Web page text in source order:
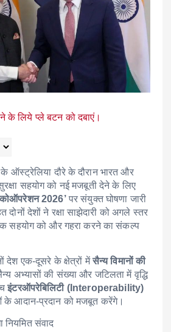
के लिये प्ले बटन को दबाएं।
ऑस्ट्रेलिया दौरे के दौरान भारत और
सहयोग को नई मजबूती देने के लिए
कोऑपरेशन 2026’पर संयुक्त घोषणा जारी
देशों ने रक्षा साझेदारी को अगले स्तर
सहयोग को और गहरा करने का संकल्प
देश एक-दूसरे के क्षेत्रों मेंसैन्य विमानों की
अभ्यासों की संख्या और जटिलता में वृद्धि
इंटरऑपरेबिलिटी (Interoperability)
के आदान-प्रदान को मजबूत करेंगे।
नियमित संवाद